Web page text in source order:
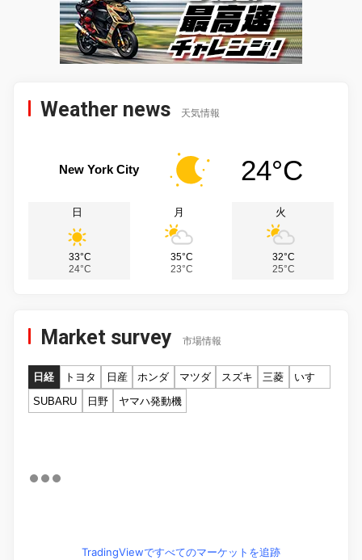
Weather news 天気情報
New York City 24°C
日
33°C
24°C
月
35°C
23°C
火
32°C
25°C
Market survey 市場情報
日経 トヨタ 日産 ホンダ マツダ スズキ 三菱
いすゞ
SUBARU
日野 ヤマハ発動機
TradingViewですべてのマーケットを追跡